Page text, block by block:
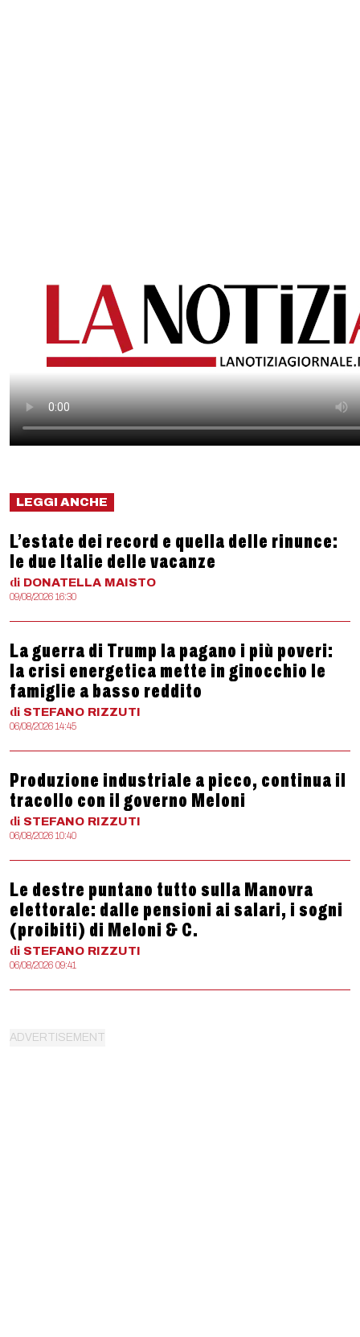
LEGGI ANCHE
L’estate dei record e quella delle rinunce:
le due Italie delle vacanze
di DONATELLA MAISTO
09/08/2026 16:30
La guerra di Trump la pagano i più poveri:
la crisi energetica mette in ginocchio le
famiglie a basso reddito
di STEFANO RIZZUTI
06/08/2026 14:45
Produzione industriale a picco, continua il
tracollo con il governo Meloni
di STEFANO RIZZUTI
06/08/2026 10:40
Le destre puntano tutto sulla Manovra
elettorale: dalle pensioni ai salari, i sogni
(proibiti) di Meloni & C.
di STEFANO RIZZUTI
06/08/2026 09:41